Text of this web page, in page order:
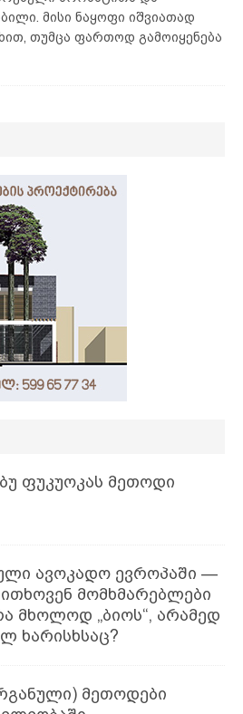
მისი ნაყოფი იშვიათად
თუმცა ფართოდ გამოიყენება
ფუკუოკას მეთოდი
ავოკადო ევროპაში —
მომხმარებლები
მხოლოდ „ბიოს“, არამედ
ხარისხსაც?
მეთოდები